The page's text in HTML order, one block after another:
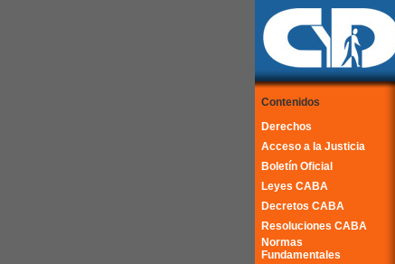
Contenidos
Derechos
Acceso a la Justicia
Boletín Oficial
Leyes CABA
Decretos CABA
Resoluciones CABA
Normas
Fundamentales